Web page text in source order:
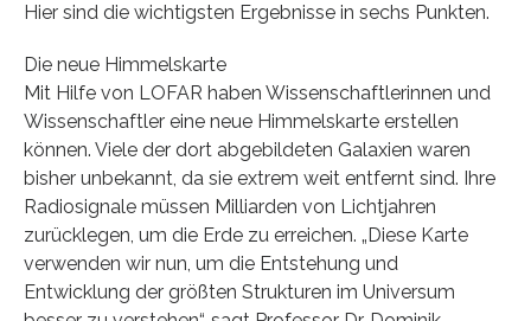
Hier sind die wichtigsten Ergebnisse in sechs Punkten.
Die neue Himmelskarte
Mit Hilfe von LOFAR haben Wissenschaftlerinnen und
Wissenschaftler eine neue Himmelskarte erstellen
können. Viele der dort abgebildeten Galaxien waren
bisher unbekannt, da sie extrem weit entfernt sind. Ihre
Radiosignale müssen Milliarden von Lichtjahren
zurücklegen, um die Erde zu erreichen. „Diese Karte
verwenden wir nun, um die Entstehung und
Entwicklung der größten Strukturen im Universum